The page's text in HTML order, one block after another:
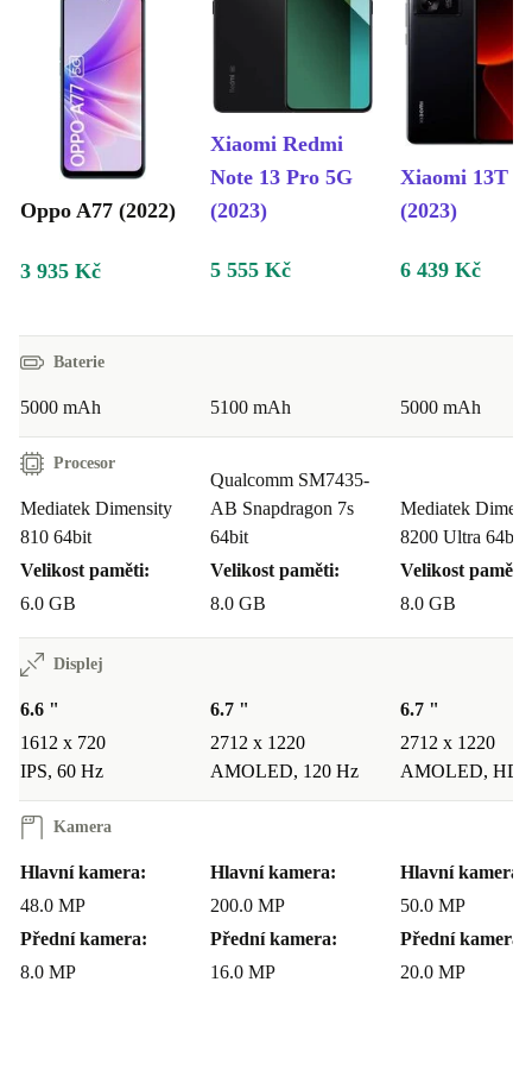
Oppo A77 (2022)
Xiaomi Redmi
Note 13 Pro 5G
(2023)
Xiaomi 13T
(2023)
3 935 Kč 5 555 Kč 6 439 Kč
Baterie
5000 mAh 5100 mAh 5000 mAh
Procesor
Mediatek Dimensity
810 64bit
Velikost paměti:
6.0 GB
Qualcomm SM7435-
AB Snapdragon 7s
64bit
Velikost paměti:
8.0 GB
Mediatek
8200 Ultra 64bit
Velikost paměti:
8.0 GB
Displej
6.6 "
1612 x 720
IPS, 60 Hz
6.7 "
2712 x 1220
AMOLED, 120 Hz
6.7 "
2712 x 1220
AMOLED,
Kamera
Hlavní kamera:
48.0 MP
Přední kamera:
8.0 MP
Hlavní kamera:
200.0 MP
Přední kamera:
16.0 MP
Hlavní kamera:
50.0 MP
Přední kamera:
20.0 MP